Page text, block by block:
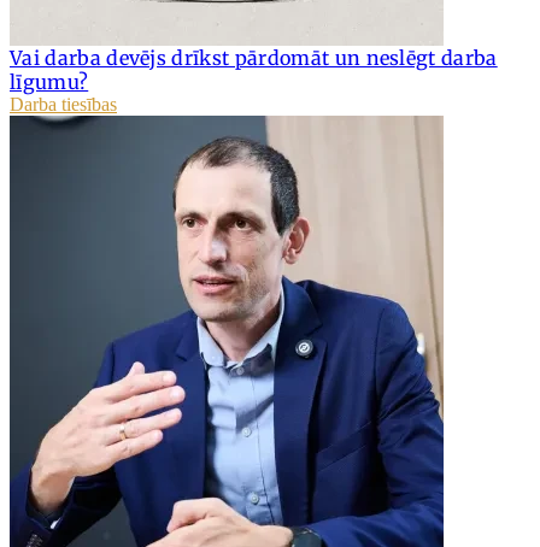
Vai darba devējs drīkst pārdomāt un neslēgt darba
līgumu?
Darba tiesības